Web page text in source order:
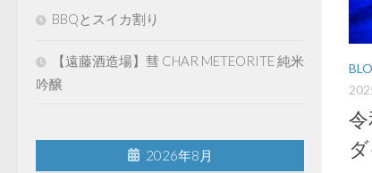
BBQとスイカ割り
【遠藤酒造場】彗 CHAR METEORITE 純米
吟醸
2026年8月